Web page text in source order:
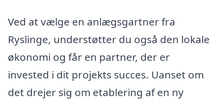
Ved at vælge en anlægsgartner fra
Ryslinge, understøtter du også den lokale
økonomi og får en partner, der er
invested i dit projekts succes. Uanset om
det drejer sig om etablering af en ny